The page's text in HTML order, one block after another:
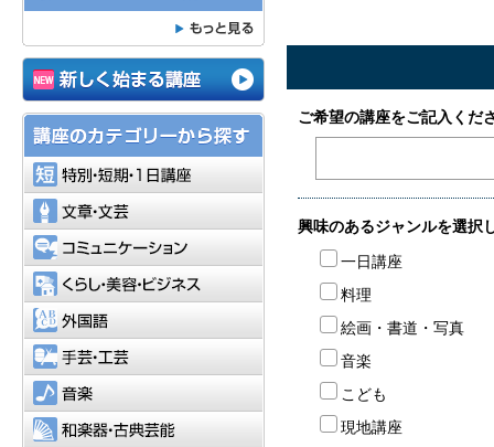
文章・文芸
コミュニケーション
手芸・工芸
和楽器・古典芸能